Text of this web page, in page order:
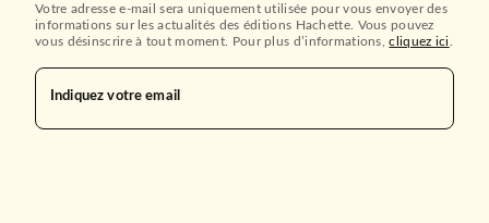
Votre adresse e-mail sera uniquement utilisée pour vous envoyer des
informations sur les actualités des éditions Hachette. Vous pouvez
vous désinscrire à tout moment. Pour plus d’informations,cliquez ici
Indiquez votre email